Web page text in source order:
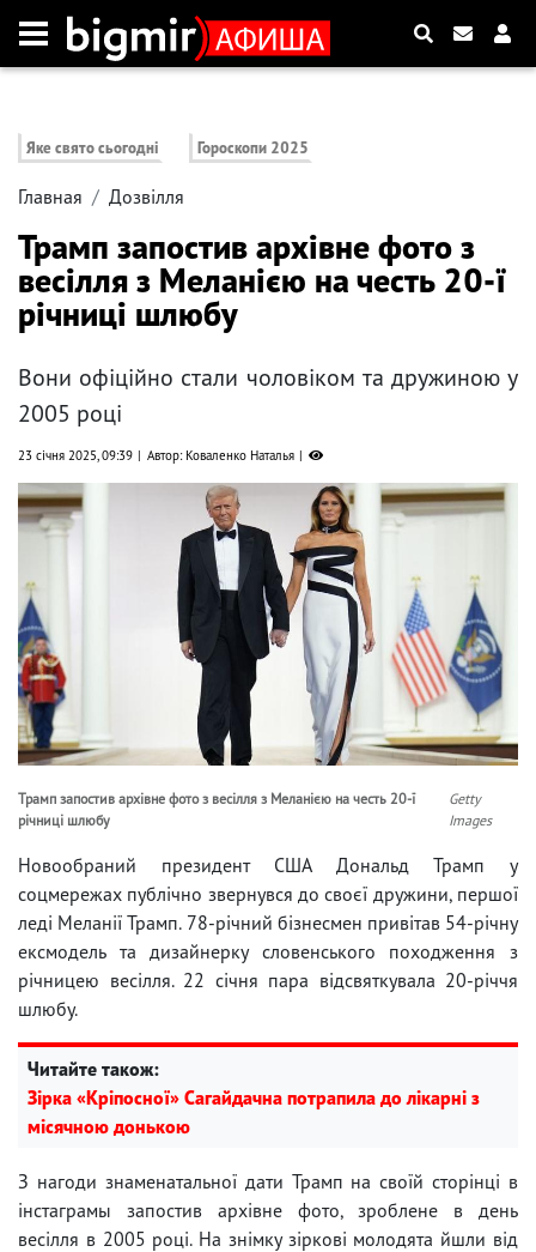
Яке свято сьогодні Гороскопи 2025
Главная Дозвілля
Трамп запостив архівне фото з
весілля з Меланією на честь 20-ї
річниці шлюбу
Вони офіційно стали чоловіком та дружиною у
2005 році
23 січня 2025, 09:39 Автор: Коваленко Наталья
Трамп запостив архівне фото з весілля з Меланією на честь 20-ї
річниці шлюбу
Getty
Images
Новообраний президент США Дональд Трамп у
соцмережах публічно звернувся до своєї дружини, першої
леді Меланії Трамп. 78-річний бізнесмен привітав 54-річну
ексмодель та дизайнерку словенського походження з
річницею весілля. 22 січня пара відсвяткувала 20-річчя
шлюбу.
Читайте також:
Зірка «Кріпосної» Сагайдачна потрапила до лікарні з
місячною донькою
З нагоди знаменатальної дати Трамп на своїй сторінці в
інстаграмы запостив архівне фото, зроблене в день
весілля в 2005 році. На знімку зіркові молодята йшли від